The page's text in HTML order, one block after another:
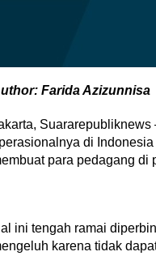
Farida Azizunnisa
Suararepubliknews
di
para pedagang di
ini tengah ramai
karena tidak